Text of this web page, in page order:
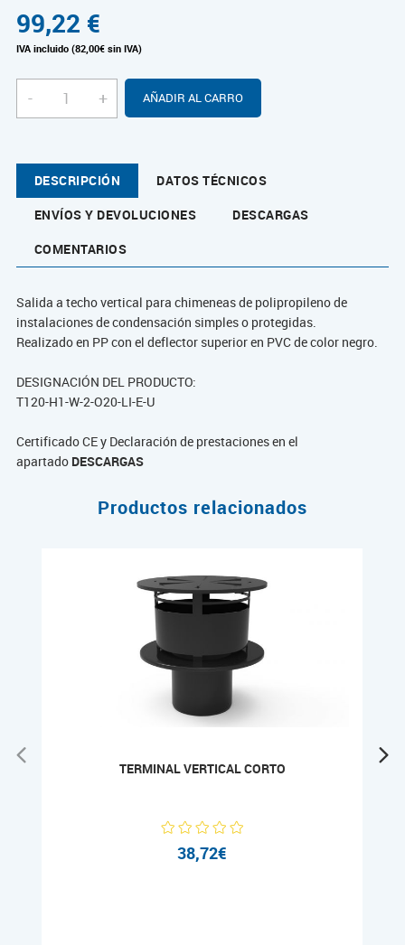
99,22 €
IVA incluido (82,00€ sin IVA)
- + AÑADIR AL CARRO
DESCRIPCIÓN
DATOS TÉCNICOS
ENVÍOS Y DEVOLUCIONES
DESCARGAS
COMENTARIOS
Salida a techo vertical para chimeneas de polipropileno de
instalaciones de condensación simples o protegidas.
Realizado en PP con el deflector superior en PVC de color negro.
DESIGNACIÓN DEL PRODUCTO:
T120-H1-W-2-O20-LI-E-U
Certificado CE y Declaración de prestaciones en el
apartado DESCARGAS
Productos relacionados
TERMINAL VERTICAL CORTO
38,72€